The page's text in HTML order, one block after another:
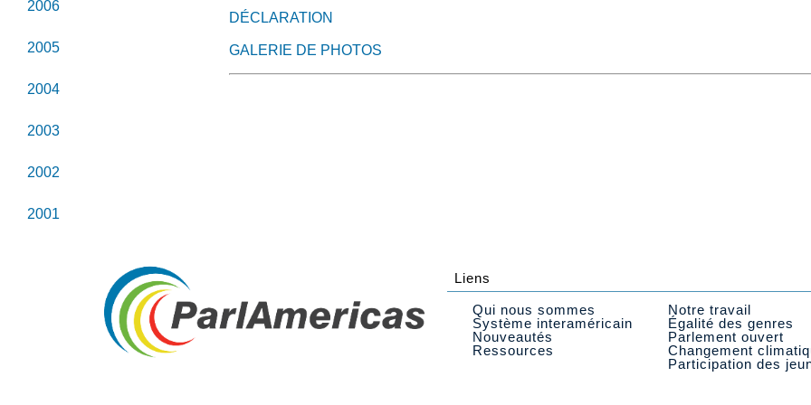
2006
2005
2004
2003
2002
2001
DÉCLARATION
GALERIE DE PHOTOS
Liens
Qui nous sommes
Système interaméricain
Nouveautés
Ressources
Notre travail
Égalité des genres
Parlement ouvert
Changement
Participation des